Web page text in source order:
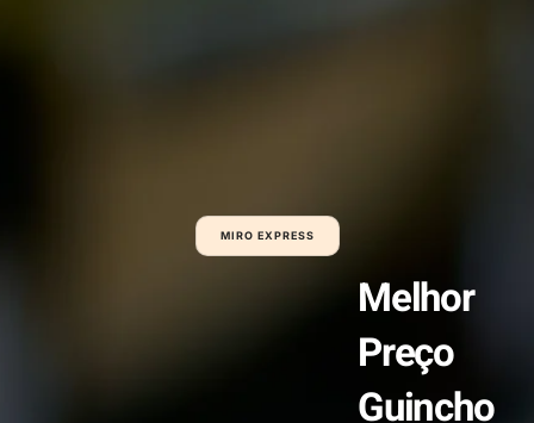
MIRO EXPRESS
Melhor
Preço
Guincho